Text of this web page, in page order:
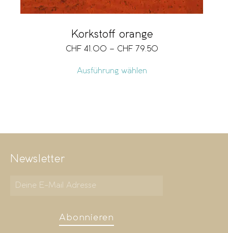
Korkstoff orange
CHF 41.00 – CHF 79.50
Ausführung wählen
Newsletter
Abonnieren